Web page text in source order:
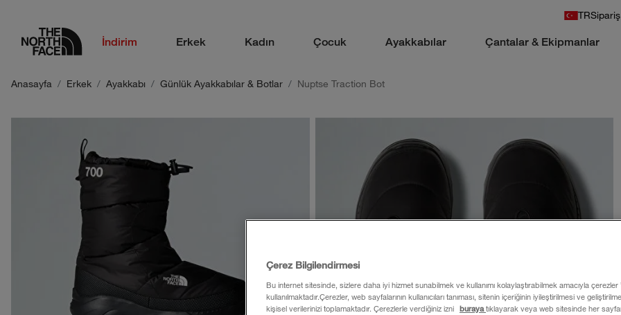
TR
logoİndirim Erkek Kadın Çocuk Ayakkabılar Çantalar & Ekipmanlar
Anasayfa Erkek Ayakkabı Günlük Ayakkabılar & Botlar Nuptse Traction Bot
Çerez Bilgilendirmesi
Bu internet sitesinde, sizlere daha iyi hizmet sunabilmek ve kullanımı kolaylaştırabilmek amacıyla çerezler
kullanılmaktadır.Çerezler, web sayfalarının kullanıcıları tanıması, sitenin içeriğinin iyileştirilmesi ve
kişisel verilerinizi toplamaktadır. Çerezlerle verdiğiniz izni
burayatıklayarak veya web sitesinde her